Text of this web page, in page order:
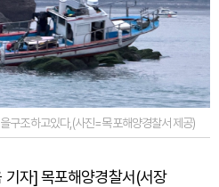
구조하고있다,(사진=목포해양경찰서 제공)
기자] 목포해양경찰서(서장